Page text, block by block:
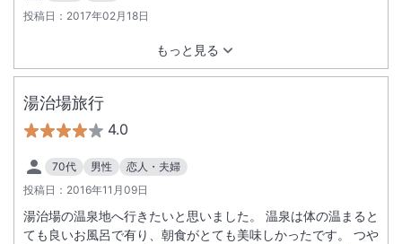
投稿日： 2017年02月18日
もっと見る
湯治場旅行
4.0
70代 男性
恋人・夫婦
投稿日： 2016年11月09日
湯治場の温泉地へ行きたいと思いました。 温泉は体の温まると
ても良いお風呂で有り、朝食がとても美味しかったです。 つや